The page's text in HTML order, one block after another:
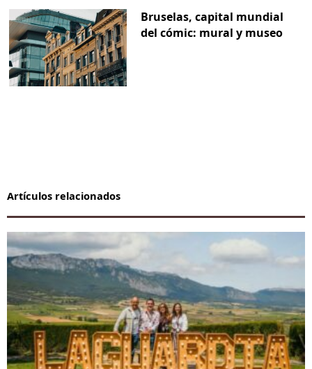
Bruselas, capital mundial
del cómic: mural y museo
Artículos relacionados